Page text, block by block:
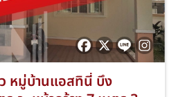
หมู่บ้านแอสทินี่ บึง